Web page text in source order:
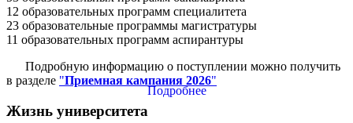
Подробнее
12 образовательных программ специалитета
23 образовательные программы магистратуры
11 образовательных программ аспирантуры
Подробную информацию о поступлении можно получить
в разделе "Приемная кампания 2026"
Жизнь университета